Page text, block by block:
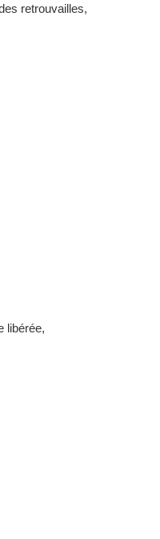
retrouvailles,
libérée,